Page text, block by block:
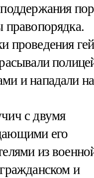
правопорядка.
проведения
и нападали
с двумя
его
из
и